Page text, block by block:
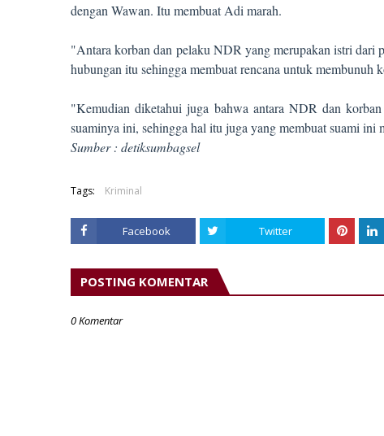
dengan Wawan. Itu membuat Adi marah.
"Antara korban dan pelaku NDR yang merupakan istri
hubungan itu sehingga membuat rencana untuk membunuh
"Kemudian diketahui juga bahwa antara NDR dan
suaminya ini, sehingga hal itu juga yang membuat suami ini
Sumber : detiksumbagsel
Tags: Kriminal
Facebook Twitter
POSTING KOMENTAR
0 Komentar